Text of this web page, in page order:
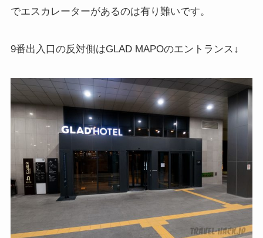
でエスカレーターがあるのは有り難いです。
9番出入口の反対側はGLAD MAPOのエントランス↓